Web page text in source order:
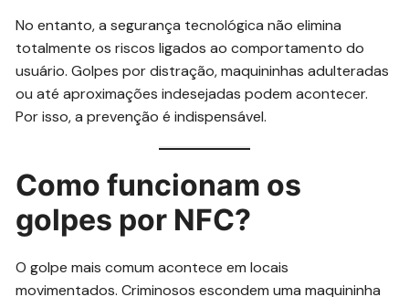
No entanto, a segurança tecnológica não elimina
totalmente os riscos ligados ao comportamento do
usuário. Golpes por distração, maquininhas adulteradas
ou até aproximações indesejadas podem acontecer.
Por isso, a prevenção é indispensável.
Como funcionam os
golpes por NFC?
O golpe mais comum acontece em locais
movimentados. Criminosos escondem uma maquininha